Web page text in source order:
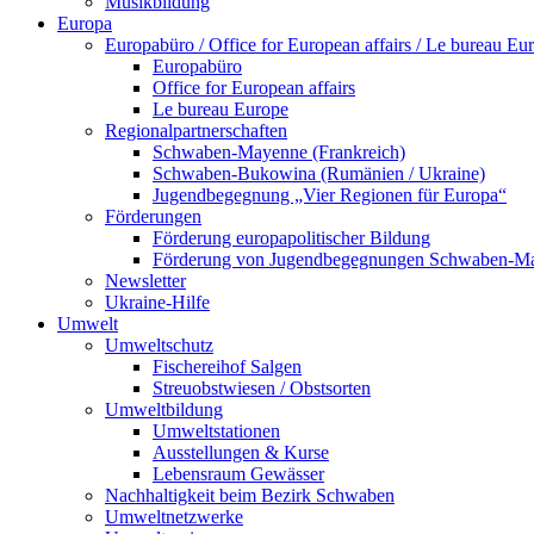
Europa
Europabüro / Office for European affairs / Le bureau
Europabüro
Office for European affairs
Le bureau Europe
Regionalpartnerschaften
Schwaben-Mayenne (Frankreich)
Schwaben-Bukowina (Rumänien / Ukraine)
Jugendbegegnung „Vier Regionen für Europa“
Förderungen
Förderung europapolitischer Bildung
Förderung von Jugendbegegnungen Schwaben-
Newsletter
Ukraine-Hilfe
Umwelt
Umweltschutz
Fischereihof Salgen
Streuobstwiesen / Obstsorten
Umweltbildung
Umweltstationen
Ausstellungen & Kurse
Lebensraum Gewässer
Nachhaltigkeit beim Bezirk Schwaben
Umweltnetzwerke